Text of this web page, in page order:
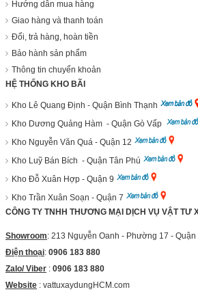
Hướng dẫn mua hàng
Giao hàng và thanh toán
Đổi, trả hàng, hoàn tiền
Bảo hành sản phẩm
Thông tin chuyển khoản
HỆ THỐNG KHO BÃI
Kho Lê Quang Định - Quận Bình Thạnh
Kho Dương Quảng Hàm - Quận Gò Vấp
Kho Nguyễn Văn Quá - Quận 12
Kho Luỹ Bán Bích - Quận Tân Phú
Kho Đỗ Xuân Hợp - Quận 9
Kho Trần Xuân Soạn - Quận 7
CÔNG TY TNHH THƯƠNG MẠI DỊCH VỤ VẬT TƯ
Showroom: 213 Nguyễn Oanh - Phường 17 - Quận
Điện thoại: 0906 183 880
Zalo/ Viber : 0906 183 880
Website : vattuxaydungHCM.com